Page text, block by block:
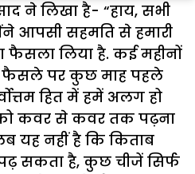
ने लिखा है- “हाय, सभी
आपसी सहमति से हमारी
फैसला लिया है. कई महीनों
फैसले पर कुछ माह पहले
हित में हमें अलग हो
को कवर से कवर तक पढ़ना
यह नहीं है कि किताब
सकता है, कुछ चीजें सिर्फ